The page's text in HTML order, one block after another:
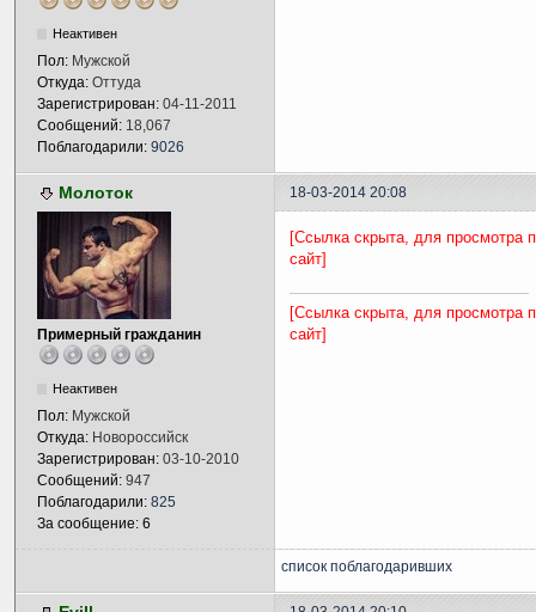
Неактивен
Пол: Мужской
Откуда: Оттуда
Зарегистрирован: 04-11-2011
Сообщений: 18,067
Поблагодарили: 9026
Молоток 18-03-2014 20:08
Примерный гражданин
Неактивен
Пол: Мужской
Откуда: Новороссийск
Зарегистрирован: 03-10-2010
Сообщений: 947
Поблагодарили: 825
За сообщение: 6
[Ссылка скрыта, для просмотра
сайт]
[Ссылка скрыта, для просмотра
сайт]
список поблагодаривших